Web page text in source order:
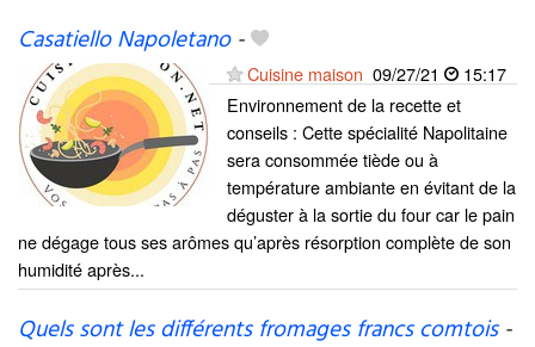
Casatiello Napoletano-
Cuisine maison 09/27/21
15:17
Environnement de la recette et
conseils : Cette spécialité Napolitaine
sera consommée tiède ou à
température ambiante en évitant de la
déguster à la sortie du four car le pain
ne dégage tous ses arômes qu’après résorption complète de son
humidité après...
Quels sont les différents fromages francs comtois-